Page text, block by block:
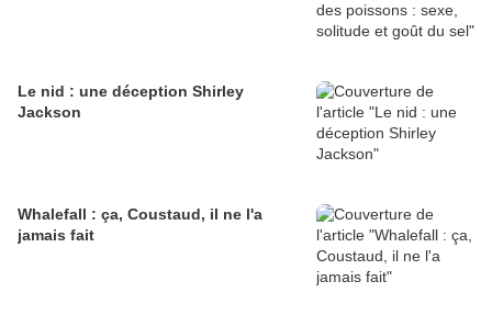
Le nid : une déception Shirley
Jackson
Whalefall : ça, Coustaud, il ne l'a
jamais fait